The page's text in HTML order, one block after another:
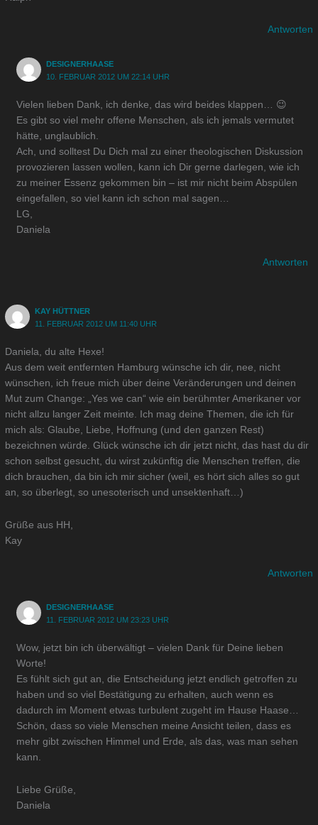
Antworten
DESIGNERHAASE
10. FEBRUAR 2012 UM 22:14 UHR
Vielen lieben Dank, ich denke, das wird beides klappen… 😉
Es gibt so viel mehr offene Menschen, als ich jemals vermutet
hätte, unglaublich.
Ach, und solltest Du Dich mal zu einer theologischen Diskussion
provozieren lassen wollen, kann ich Dir gerne darlegen, wie ich
zu meiner Essenz gekommen bin – ist mir nicht beim Abspülen
eingefallen, so viel kann ich schon mal sagen…
LG,
Daniela
Antworten
KAY HÜTTNER
11. FEBRUAR 2012 UM 11:40 UHR
Daniela, du alte Hexe!
Aus dem weit entfernten Hamburg wünsche ich dir, nee, nicht
wünschen, ich freue mich über deine Veränderungen und deinen
Mut zum Change: „Yes we can“ wie ein berühmter Amerikaner vor
nicht allzu langer Zeit meinte. Ich mag deine Themen, die ich für
mich als: Glaube, Liebe, Hoffnung (und den ganzen Rest)
bezeichnen würde. Glück wünsche ich dir jetzt nicht, das hast du dir
schon selbst gesucht, du wirst zukünftig die Menschen treffen, die
dich brauchen, da bin ich mir sicher (weil, es hört sich alles so gut
an, so überlegt, so unesoterisch und unsektenhaft…)
Grüße aus HH,
Kay
Antworten
DESIGNERHAASE
11. FEBRUAR 2012 UM 23:23 UHR
Wow, jetzt bin ich überwältigt – vielen Dank für Deine lieben
Worte!
Es fühlt sich gut an, die Entscheidung jetzt endlich getroffen zu
haben und so viel Bestätigung zu erhalten, auch wenn es
dadurch im Moment etwas turbulent zugeht im Hause Haase…
Schön, dass so viele Menschen meine Ansicht teilen, dass es
mehr gibt zwischen Himmel und Erde, als das, was man sehen
kann.
Liebe Grüße,
Daniela